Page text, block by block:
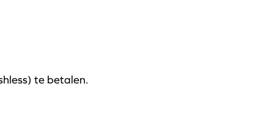
te betalen.